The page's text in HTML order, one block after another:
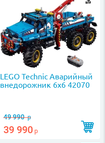
LEGO Technic Аварийный
внедорожник 6х6 42070
49 990р
39 990 р